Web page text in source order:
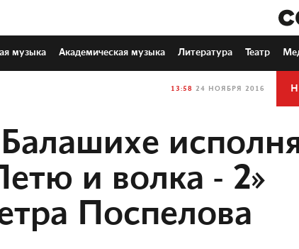
музыка Академическая музыка Литература Театр
13:58 24 НОЯБРЯ 2016
и волка - 2»
Поспелова